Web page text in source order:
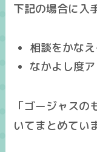
下記の場合に入
相談をかなえ
なかよし度
「ゴージャス
いてまとめてい